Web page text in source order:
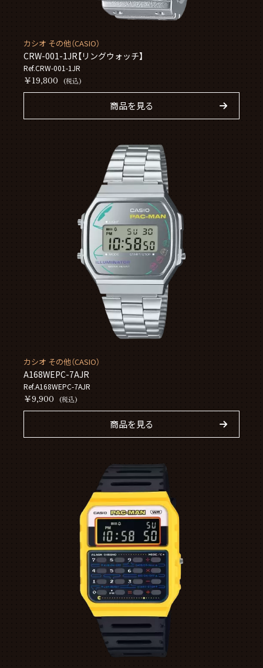
カシオ その他（CASIO）
CRW-001-1JR【リングウォッチ】
Ref.CRW-001-1JR
￥19,800 (税込)
商品を見る
カシオ その他（CASIO）
A168WEPC-7AJR
Ref.A168WEPC-7AJR
￥9,900 (税込)
商品を見る